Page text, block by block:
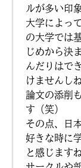
ルが多い印
大学によっ
の大学では
じめから決
んだりはで
けませんしね
論文の添削
す（笑）
その点、日
好きな時に
と感じますね